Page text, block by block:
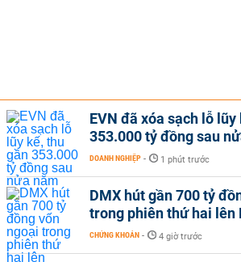
EVN đã xóa sạch lỗ lũy
353.000 tỷ đồng sau
DOANH NGHIỆP - 1 phút trước
DMX hút gần 700 tỷ
trong phiên thứ hai lên
CHỨNG KHOÁN - 4 giờ trước